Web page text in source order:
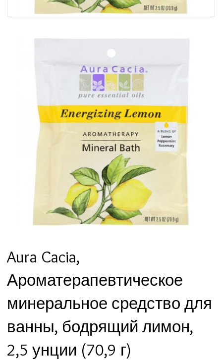
Aura Cacia,
Ароматерапевтическое
минеральное средство для
ванны, бодрящий лимон,
2,5 унции (70,9 г)